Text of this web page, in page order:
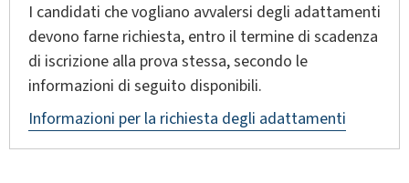
I candidati che vogliano avvalersi degli adattamenti
devono farne richiesta, entro il termine di scadenza
di iscrizione alla prova stessa, secondo le
informazioni di seguito disponibili.
Informazioni per la richiesta degli adattamenti